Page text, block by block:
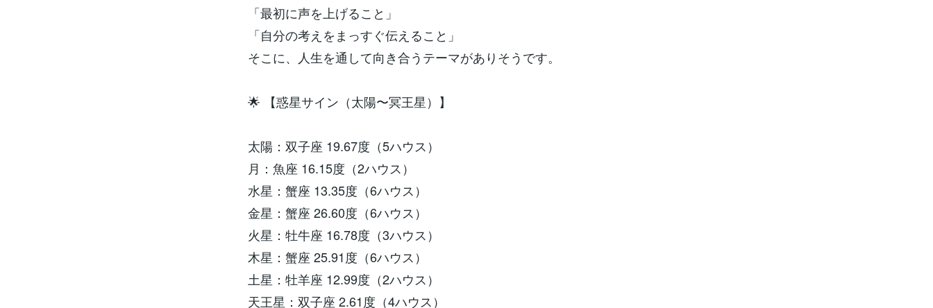
「最初に声を上げること」
「自分の考えをまっすぐ伝えること」
そこに、人生を通して向き合うテーマがありそうです。
🌟 【惑星サイン（太陽〜冥王星）】
太陽：双子座 19.67度（5ハウス）
月：魚座 16.15度（2ハウス）
水星：蟹座 13.35度（6ハウス）
金星：蟹座 26.60度（6ハウス）
火星：牡牛座 16.78度（3ハウス）
木星：蟹座 25.91度（6ハウス）
土星：牡羊座 12.99度（2ハウス）
天王星：双子座 2.61度（4ハウス）